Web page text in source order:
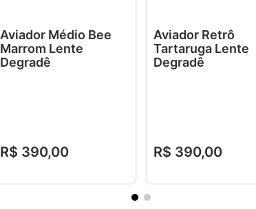
Aviador Médio Bee
Marrom Lente
Degradê
R$ 390,00
Aviador Retrô
Tartaruga Lente
Degradê
R$ 390,00